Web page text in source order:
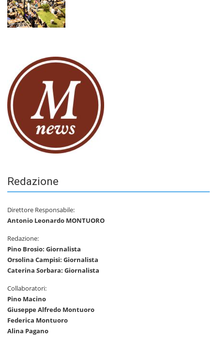
Redazione
Direttore Responsabile:
Antonio Leonardo MONTUORO
Redazione:
Pino Brosio: Giornalista
Orsolina Campisi: Giornalista
Caterina Sorbara: Giornalista
Collaboratori:
Pino Macino
Giuseppe Alfredo Montuoro
Federica Montuoro
Alina Pagano